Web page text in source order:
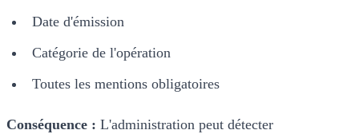
Date d'émission
Catégorie de l'opération
Toutes les mentions obligatoires
Conséquence : L'administration peut détecter